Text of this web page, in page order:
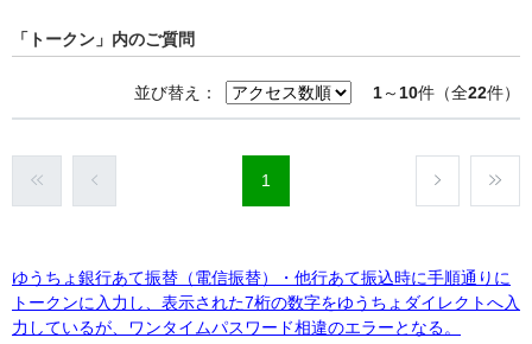
「トークン」内のご質問
並び替え： 1～ 10件（全22件）
1
ゆうちょ銀行あて振替（電信振替）・他行あて振込時に手順通りに
トークンに入力し、表示された7桁の数字をゆうちょダイレクトへ入
力しているが、ワンタイムパスワード相違のエラーとなる。